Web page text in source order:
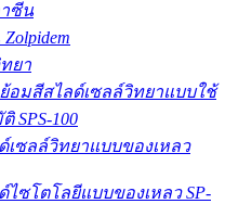
ซีน
ยา
อมสีสไลด์เซลล์วิทยาแบบใช้
SPS-100
เซลล์วิทยาแบบของเหลว
ไซโตโลยีแบบของเหลว SP-